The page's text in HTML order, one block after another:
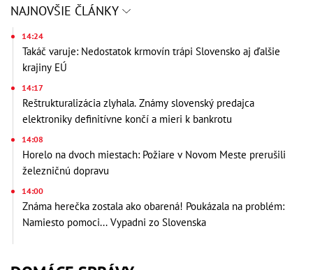
NAJNOVŠIE ČLÁNKY
14:24
Takáč varuje: Nedostatok krmovín trápi Slovensko aj ďalšie
krajiny EÚ
14:17
Reštrukturalizácia zlyhala. Známy slovenský predajca
elektroniky definitívne končí a mieri k bankrotu
14:08
Horelo na dvoch miestach: Požiare v Novom Meste prerušili
železničnú dopravu
14:00
Známa herečka zostala ako obarená! Poukázala na problém:
Namiesto pomoci... Vypadni zo Slovenska